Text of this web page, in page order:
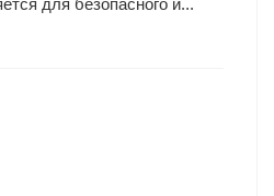
для безопасного и...